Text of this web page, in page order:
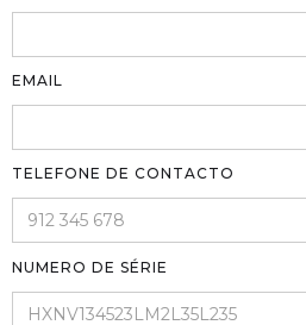
EMAIL
TELEFONE DE CONTACTO
NUMERO DE SÉRIE